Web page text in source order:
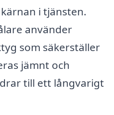
i tjänsten.
använder
som säkerställer
jämnt och
till ett långvarigt